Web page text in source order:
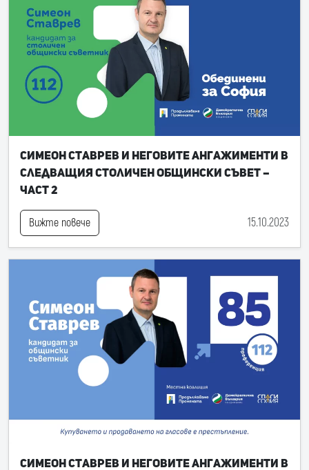
Симеон Ставрев и неговите ангажименти в
следващия Столичен общински съвет –
част 2
Вижте повече 15.10.2023
Симеон Ставрев и неговите ангажименти в